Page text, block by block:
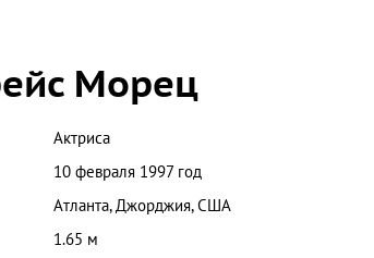
Морец
Актриса
10 февраля 1997 год
Атланта, Джорджия, США
1.65 м